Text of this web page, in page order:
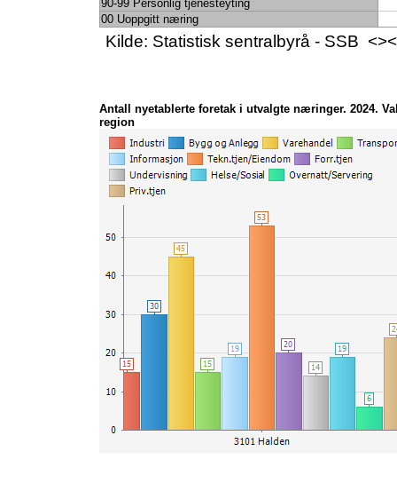
90-99 Personlig tjenesteyting
00 Uoppgitt næring
Kilde: Statistisk sentralbyrå - SSB
Antall nyetablerte foretak i utvalgte næringer. 2024.
region